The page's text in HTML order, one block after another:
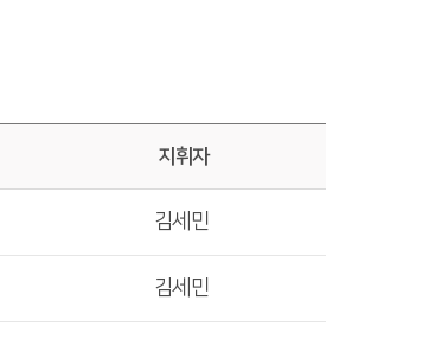
지휘자
김세민
김세민